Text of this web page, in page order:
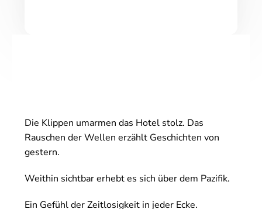
Die Klippen umarmen das Hotel stolz. Das
Rauschen der Wellen erzählt Geschichten von
gestern.
Weithin sichtbar erhebt es sich über dem Pazifik.
Ein Gefühl der Zeitlosigkeit in jeder Ecke.